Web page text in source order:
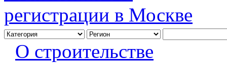
О строительстве